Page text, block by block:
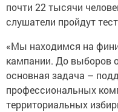
почти 22 тысячи
слушатели пройдут
«Мы находимся на
кампании. До выборов
основная задача –
профессиональных
территориальных